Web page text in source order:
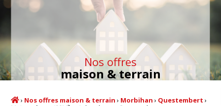
Nos offres
maison & terrain
› Nos offres maison & terrain › Morbihan › Questembert ›